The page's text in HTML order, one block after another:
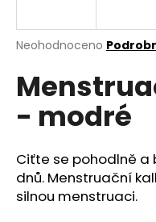
Průměrné
produktu
je
z
hvězdiček.
Neohodnoceno
- modré
Ciťte se pohodlně a
dnů. Menstruační
silnou menstruaci.
j
t
?